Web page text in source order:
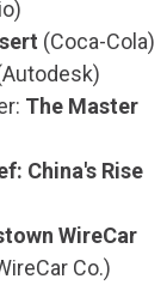
(Coca-Cola)
The Master
China's Rise
WireCar
Co.)